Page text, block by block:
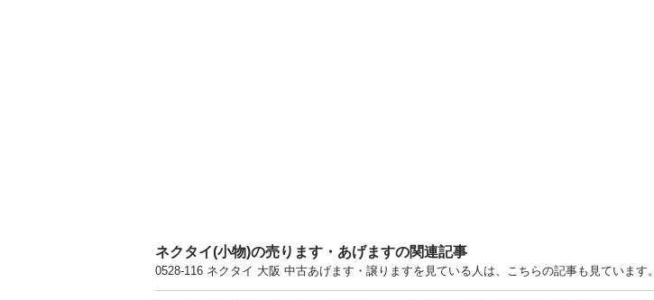
ネクタイ(小物)の売ります・あげますの関連記事
0528-116 ネクタイ 大阪 中古あげます・譲りますを見ている人は、こちらの記事も見ています。